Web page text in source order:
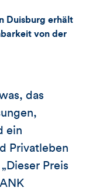
Duisburg erhält
von der
das
ein
Privatleben
Preis